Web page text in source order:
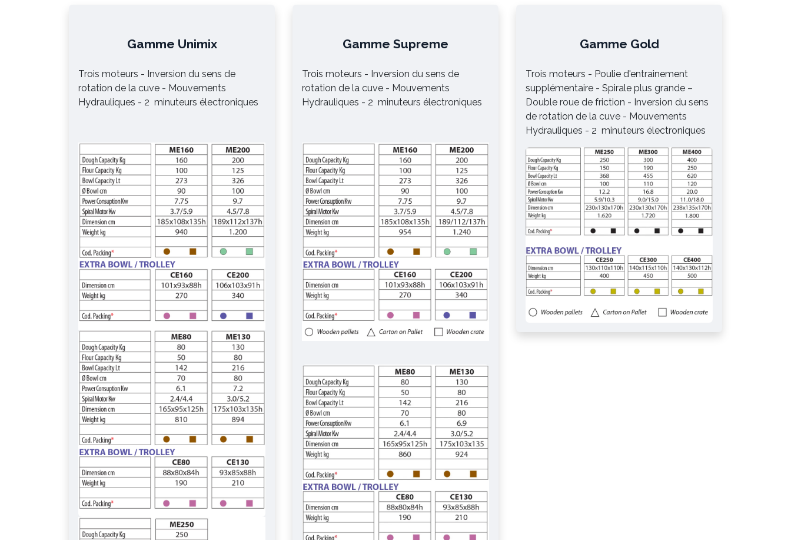
Gamme Unimix
Trois moteurs - Inversion du sens de
rotation de la cuve - Mouvements
Hydrauliques - 2 minuteurs électroniques
Gamme Supreme
Trois moteurs - Inversion du sens de
rotation de la cuve - Mouvements
Hydrauliques - 2 minuteurs électroniques
Gamme Gold
Trois moteurs - Poulie d'entrainement
supplémentaire - Spirale plus grande –
Double roue de friction - Inversion du sens
de rotation de la cuve - Mouvements
Hydrauliques - 2 minuteurs électroniques